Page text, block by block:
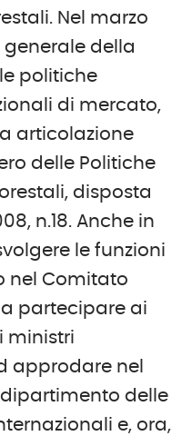
Nel marzo
della
politiche
di mercato,
articolazione
delle Politiche
disposta
n.18. Anche in
le funzioni
nel Comitato
partecipare ai
ministri
approdare nel
delle
e, ora,